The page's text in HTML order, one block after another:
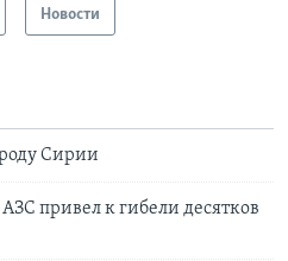
Новости
Сирии
привел к гибели десятков